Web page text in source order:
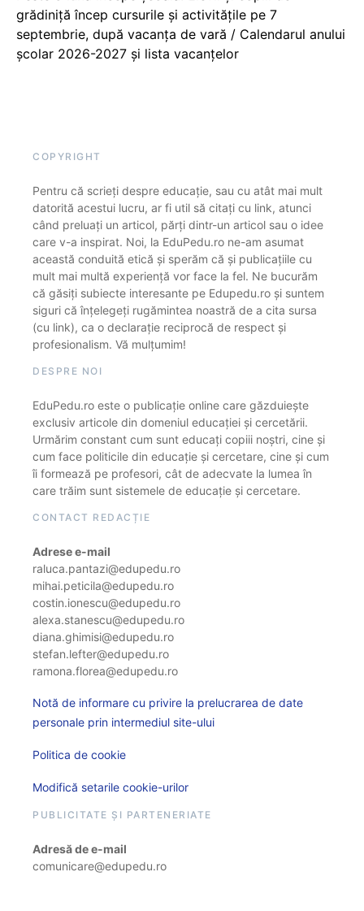
grădiniță încep cursurile și activitățile pe 7
septembrie, după vacanța de vară / Calendarul anului
școlar 2026-2027 și lista vacanțelor
COPYRIGHT
Pentru că scrieți despre educație, sau cu atât mai mult
datorită acestui lucru, ar fi util să citați cu link, atunci
când preluați un articol, părți dintr-un articol sau o idee
care v-a inspirat. Noi, la EduPedu.ro ne-am asumat
această conduită etică și sperăm că și publicațiile cu
mult mai multă experiență vor face la fel. Ne bucurăm
că găsiți subiecte interesante pe Edupedu.ro și suntem
siguri că înțelegeți rugămintea noastră de a cita sursa
(cu link), ca o declarație reciprocă de respect și
profesionalism. Vă mulțumim!
DESPRE NOI
EduPedu.ro este o publicație online care găzduiește
exclusiv articole din domeniul educației și cercetării.
Urmărim constant cum sunt educați copiii noștri, cine și
cum face politicile din educație și cercetare, cine și cum
îi formează pe profesori, cât de adecvate la lumea în
care trăim sunt sistemele de educație și cercetare.
CONTACT REDACȚIE
Adrese e-mail
raluca.pantazi@edupedu.ro
mihai.peticila@edupedu.ro
costin.ionescu@edupedu.ro
alexa.stanescu@edupedu.ro
diana.ghimisi@edupedu.ro
stefan.lefter@edupedu.ro
ramona.florea@edupedu.ro
Notă de informare cu privire la prelucrarea de date
personale prin intermediul site-ului
Politica de cookie
Modifică setarile cookie-urilor
PUBLICITATE ȘI PARTENERIATE
Adresă de e-mail
comunicare@edupedu.ro